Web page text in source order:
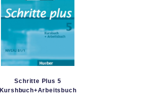
Schritte Plus 5
Kurshbuch+Arbeitsbuch